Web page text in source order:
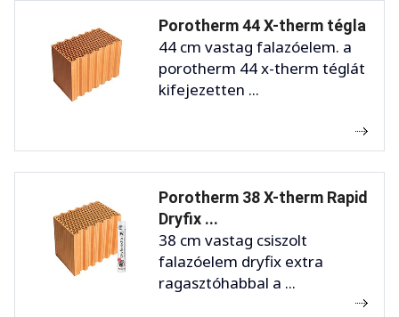
Porotherm 44 X-therm tégla
44 cm vastag falazóelem. a
porotherm 44 x-therm téglát
kifejezetten ...
Porotherm 38 X-therm Rapid
Dryfix ...
38 cm vastag csiszolt
falazóelem dryfix extra
ragasztóhabbal a ...